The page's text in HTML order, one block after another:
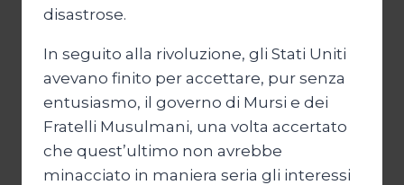
disastrose.
In seguito alla rivoluzione, gli Stati Uniti
avevano finito per accettare, pur senza
entusiasmo, il governo di Mursi e dei
Fratelli Musulmani, una volta accertato
che quest’ultimo non avrebbe
minacciato in maniera seria gli interessi